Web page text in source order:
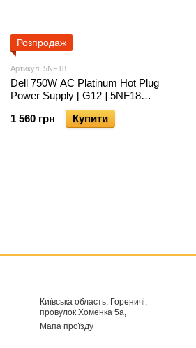
Розпродаж
Артикул: 5NF18
Dell 750W AC Platinum Hot Plug
Power Supply [ G12 ] 5NF18
1 560 грн
Купити
Київська область, Гореничі,
провулок Хоменка 5а,
Мапа проїзду